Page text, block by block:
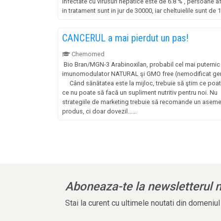
in tratament sunt in jur de 30000, iar cheltuielile sunt de 1
CANCERUL a mai pierdut un pas!
Chemomed
Bio Bran/MGN-3 Arabinoxilan, probabil cel mai puternic
imunomodulator NATURAL şi GMO free (nemodificat
Când sănătatea este la mijloc, trebuie să ştim ce
ce nu poate să facă un supliment nutritiv pentru noi. Nu
strategiile de marketing trebuie să recomande un
produs, ci doar dovezil......
Aboneaza-te la newsletterul
Stai la curent cu ultimele noutati din